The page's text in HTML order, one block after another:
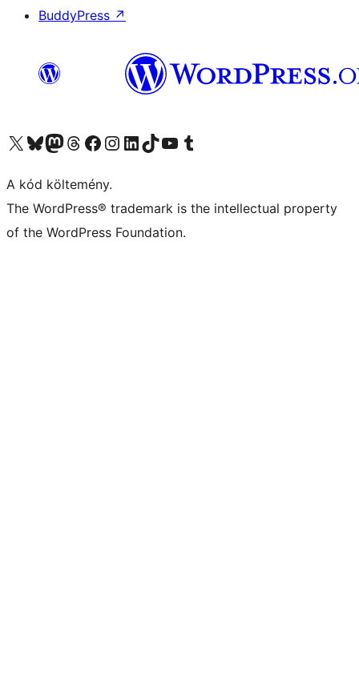
BuddyPress ↗
Visit our X (formerly Twitter) account
Visit our Bluesky account
Twitter csatornánk
Visit our Threads account
Facebook oldalunk megtekintése
Visit our Instagram account
Visit our LinkedIn account
Visit our TikTok account
Visit our YouTube channel
Visit our Tumblr account
A kód költemény.
The WordPress® trademark is the intellectual property
of the WordPress Foundation.